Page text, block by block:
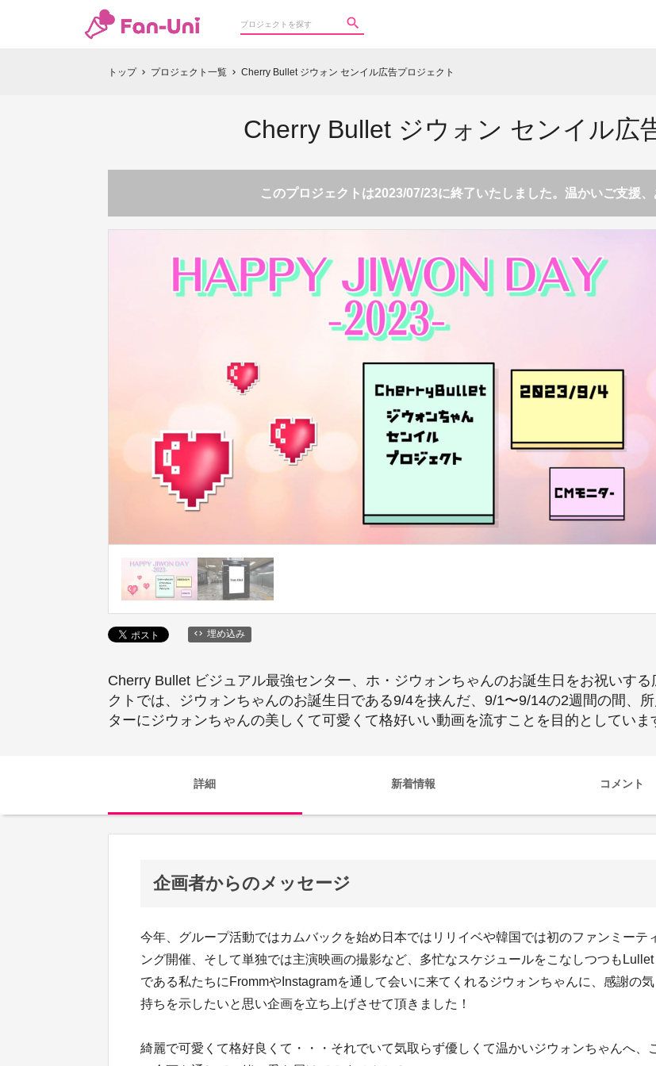
トップ chevron_right プロジェクト一覧 chevron_right Cherry Bullet ジウォン センイル広告プロジェクト
Cherry Bullet ジウォン センイル広
このプロジェクトは2023/07/23に終了いたしました。温かいご支援、
埋め込み
Cherry Bullet ビジュアル最強センター、ホ・ジウォンちゃんのお誕生日をお祝いす
クトでは、ジウォンちゃんのお誕生日である9/4を挟んだ、9/1〜9/14の2週間の間、
ターにジウォンちゃんの美しくて可愛くて格好いい動画を流すことを目的としていま
詳細 新着情報 コメント
企画者からのメッセージ
今年、グループ活動ではカムバックを始め日本ではリリイベや韓国では初のファンミーテ
ング開催、そして単独では主演映画の撮影など、多忙なスケジュールをこなしつつもLullet
である私たちにFrommやInstagramを通して会いに来てくれるジウォンちゃんに、感謝の気
持ちを示したいと思い企画を立ち上げさせて頂きました！
綺麗で可愛くて格好良くて・・・それでいて気取らず優しくて温かいジウォンちゃんへ、